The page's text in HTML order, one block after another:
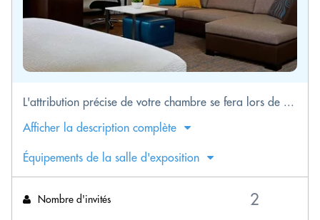
L'attribution précise de votre chambre se fera lors de ...
Afficher la description complète
Équipements de la salle d'exposition
Nombre d'invités